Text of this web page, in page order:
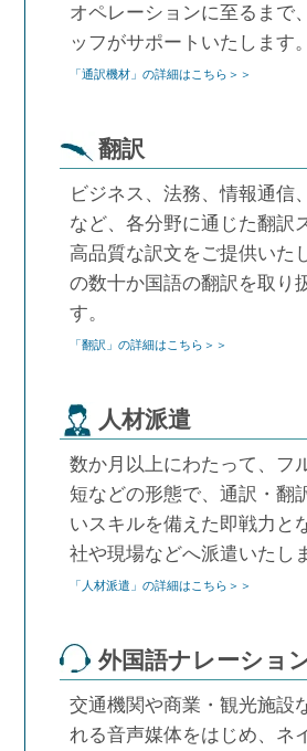
オペレーションに至るまで
ッフがサポートいたします。
「通訳機材」の詳細はこちら＞＞
翻訳
ビジネス、法務、情報通信
など、各分野に通じた翻訳
高品質な訳文をご提供いた
の数十か国語の翻訳を取り
す。
「翻訳」の詳細はこちら＞＞
人材派遣
数か月以上にわたって、フ
短などの形態で、通訳・翻
いスキルを備えた即戦力と
社や現場などへ派遣いたし
「人材派遣」の詳細はこちら＞＞
外国語ナレーショ
交通機関や商業・観光施設
れる音声媒体をはじめ、ネ